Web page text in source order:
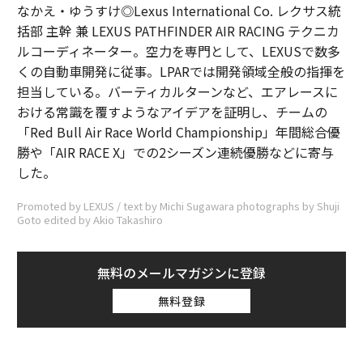
なかえ・ゆうすけ◎Lexus International Co. レクサス統
括部 主幹 兼 LEXUS PATHFINDER AIR RACING テクニカ
ルコーディネーター。空力を専門として、LEXUSで数多
くの自動車開発に従事。LPARでは開発領域全般の指揮を
担当している。バーティカルターンなど、エアレースに
おける常識を覆すようなアイデアを証明し、チームの
「Red Bull Air Race World Championship」年間総合優
勝や「AIR RACE X」での2シーズン連続優勝などに寄与
した。
Promoted by LEXUS / text by Michi Sugawara photographs by Shuji
Goto edited by Akio Takashiro
無料のメールマガジンに登録
無料登録